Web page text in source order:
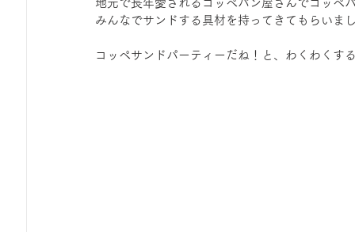
地元で長年愛されるコッペパン屋さんでコッペ
みんなでサンドする具材を持ってきてもらいま
コッペサンドパーティーだね！と、わくわくす